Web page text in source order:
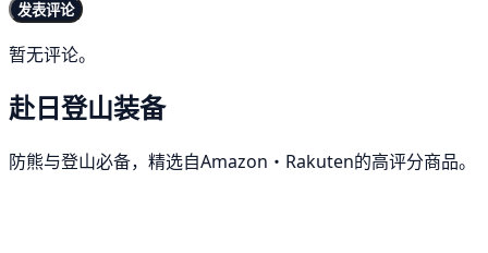
发表评论
暂无评论。
赴日登山装备
防熊与登山必备，精选自Amazon・Rakuten的高评分商品。